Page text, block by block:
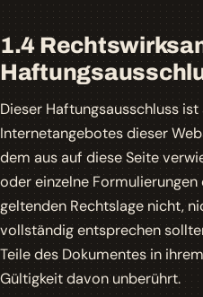
1.4
Dieser Haftungsausschluss ist
Internetangebotes dieser
dem aus auf diese Seite
oder einzelne Formulierungen
geltenden Rechtslage nicht,
vollständig entsprechen
Teile des Dokumentes in
Gültigkeit davon unberührt.